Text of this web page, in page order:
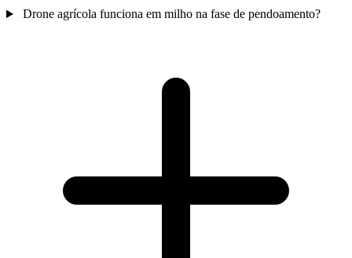
Drone agrícola funciona em milho na fase de pendoamento?